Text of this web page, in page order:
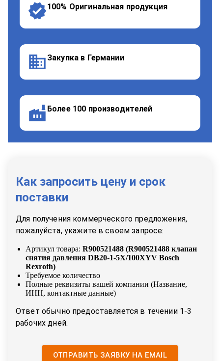
100% Оригинальная продукция
Закупка в Германии
Более 100 производителей
Как запросить цену и срок
поставки
Для получения коммерческого предложения,
пожалуйста, укажите в своем запросе:
Артикул товара: R900521488 (R900521488 клапан
снятия давления DB20-1-5X/100XYV Bosch
Rexroth)
Требуемое количество
Полные реквизиты вашей компании (Название,
ИНН, контактные данные)
Ответ обычно предоставляется в течении 1-3
рабочих дней.
ОТПРАВИТЬ ЗАЯВКУ НА EMAIL